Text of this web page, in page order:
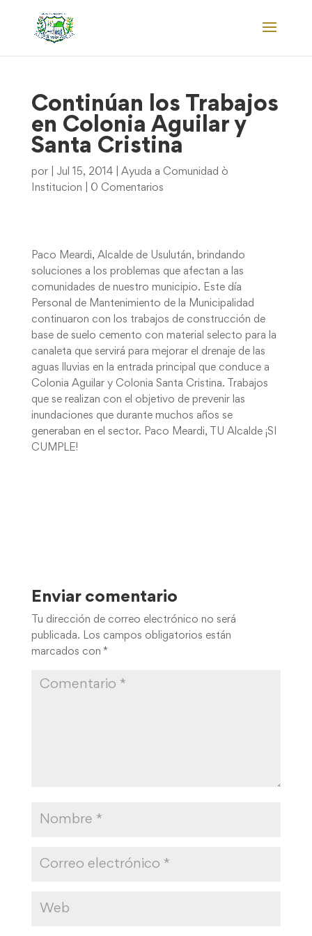
Continúan los Trabajos
en Colonia Aguilar y
Santa Cristina
por Jul 15, 2014| Ayuda a Comunidad ò
Institucion
0 Comentarios
Paco Meardi, Alcalde de Usulután, brindando
soluciones a los problemas que afectan a las
comunidades de nuestro municipio. Este día
Personal de Mantenimiento de la Municipalidad
continuaron con los trabajos de construcción de
base de suelo cemento con material selecto para la
canaleta que servirá para mejorar el drenaje de las
aguas lluvias en la entrada principal que conduce a
Colonia Aguilar y Colonia Santa Cristina. Trabajos
que se realizan con el objetivo de prevenir las
inundaciones que durante muchos años se
generaban en el sector. Paco Meardi, TU Alcalde ¡SI
CUMPLE!
Enviar comentario
Tu dirección de correo electrónico no será
publicada.
Los campos obligatorios están
marcados con *